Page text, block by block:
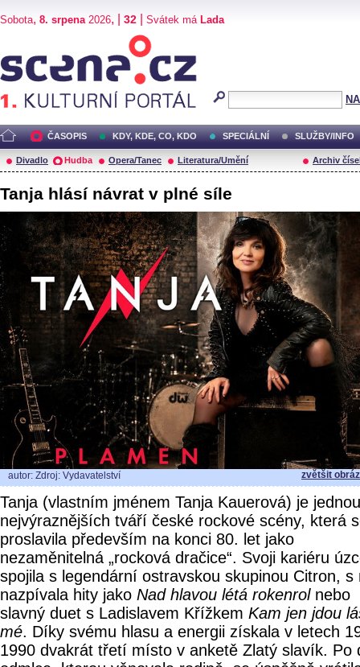
Sobota, 8. srpena2026, | 32 Svátek má Lada
ČASOPIS KDY, KDE, CO, KDO SPECIÁLNÍ SLUŽBY/INFO
Divadlo Hudba Opera/Tanec Literatura/Umění Archiv
Tanja hlásí návrat v plné síle
autor: Zdroj: Vydavatelství zvětšit
Tanja (vlastním jménem Tanja Kauerová) je
nejvýraznějších tváří české rockové scény, která
proslavila především na konci 80. let jako
nezaměnitelná „rocková dračice“. Svoji kariéru
spojila s legendární ostravskou skupinou Citron, s
nazpívala hity jako Nad hlavou létá rokenrolnebo
slavný duet s Ladislavem Křížkem Kam jen jdou
mé. Díky svému hlasu a energii získala v letech
1990 dvakrát třetí místo v anketě Zlatý slavík. Po